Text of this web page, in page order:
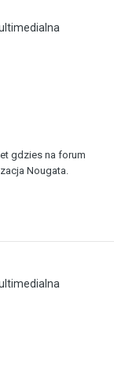
gdzies na forum
Nougata.